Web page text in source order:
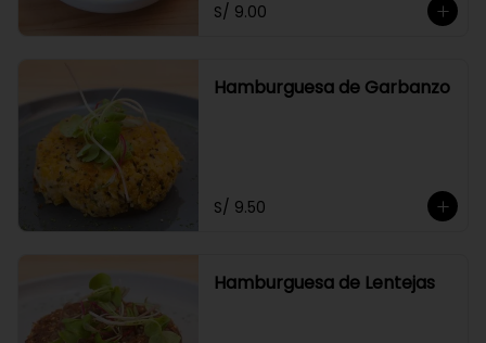
S/ 9.00
Hamburguesa de Garbanzo
S/ 9.50
Hamburguesa de Lentejas